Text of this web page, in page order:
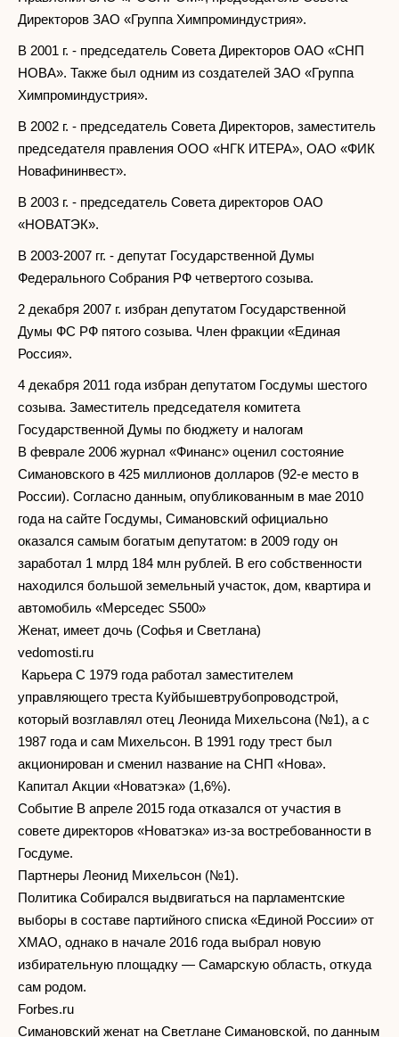
Директоров ЗАО «Группа Химпроминдустрия».
В 2001 г. - председатель Совета Директоров ОАО «СНП
НОВА». Также был одним из создателей ЗАО «Группа
Химпроминдустрия».
В 2002 г. - председатель Совета Директоров, заместитель
председателя правления ООО «НГК ИТЕРА», ОАО «ФИК
Новафининвест».
В 2003 г. - председатель Совета директоров ОАО
«НОВАТЭК».
В 2003-2007 гг. - депутат Государственной Думы
Федерального Собрания РФ четвертого созыва.
2 декабря 2007 г. избран депутатом Государственной
Думы ФС РФ пятого созыва. Член фракции «Единая
Россия».
4 декабря 2011 года избран депутатом Госдумы шестого
созыва. Заместитель председателя комитета
Государственной Думы по бюджету и налогам
В феврале 2006 журнал «Финанс» оценил состояние
Симановского в 425 миллионов долларов (92-е место в
России). Согласно данным, опубликованным в мае 2010
года на сайте Госдумы, Симановский официально
оказался самым богатым депутатом: в 2009 году он
заработал 1 млрд 184 млн рублей. В его собственности
находился большой земельный участок, дом, квартира и
автомобиль «Мерседес S500»
Женат, имеет дочь (Софья и Светлана)
vedomosti.ru
Карьера С 1979 года работал заместителем
управляющего треста Куйбышевтрубопроводстрой,
который возглавлял отец Леонида Михельсона (№1), а с
1987 года и сам Михельсон. В 1991 году трест был
акционирован и сменил название на СНП «Нова».
Капитал Акции «Новатэка» (1,6%).
Событие В апреле 2015 года отказался от участия в
совете директоров «Новатэка» из-за востребованности в
Госдуме.
Партнеры Леонид Михельсон (№1).
Политика Собирался выдвигаться на парламентские
выборы в составе партийного списка «Единой России» от
ХМАО, однако в начале 2016 года выбрал новую
избирательную площадку — Самарскую область, откуда
сам родом.
Forbes.ru
Симановский женат на Светлане Симановской, по данным